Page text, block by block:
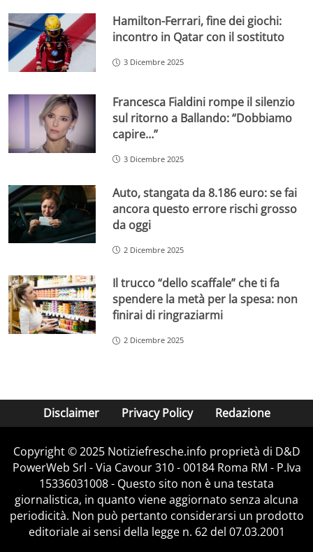
Hamilton-Ferrari, fine dei giochi:
incontro in Qatar con il sostituto
3 Dicembre 2025
Francesca Fialdini rompe il silenzio
sul ritorno a Ballando: “Dobbiamo
capire…”
3 Dicembre 2025
Auto, stangata da 8.186 euro: se fai
ancora questo errore rischi grosso
da oggi
2 Dicembre 2025
Il trucco “dello scaffale” che ti fa
spendere la metà per la spesa: non
finirai di ringraziarmi
2 Dicembre 2025
Disclaimer Privacy Policy Redazione
Copyright © 2025 Notiziefresche.info proprietà di D&D
PowerWeb Srl - Via Cavour 310 - 00184 Roma RM - P.Iva
15336031008 - Questo sito non è una testata
giornalistica, in quanto viene aggiornato senza alcuna
periodicità. Non può pertanto considerarsi un prodotto
editoriale ai sensi della legge n. 62 del 07.03.2001